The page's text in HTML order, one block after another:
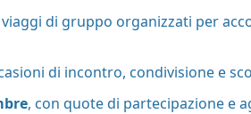
di gruppo organizzati per
di incontro, condivisione e
, con quote di partecipazione e